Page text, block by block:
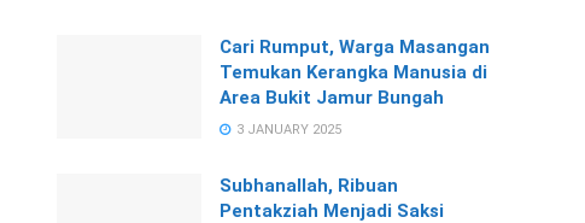
Cari Rumput, Warga Masangan
Temukan Kerangka Manusia di
Area Bukit Jamur Bungah
3 JANUARY 2025
Subhanallah, Ribuan
Pentakziah Menjadi Saksi